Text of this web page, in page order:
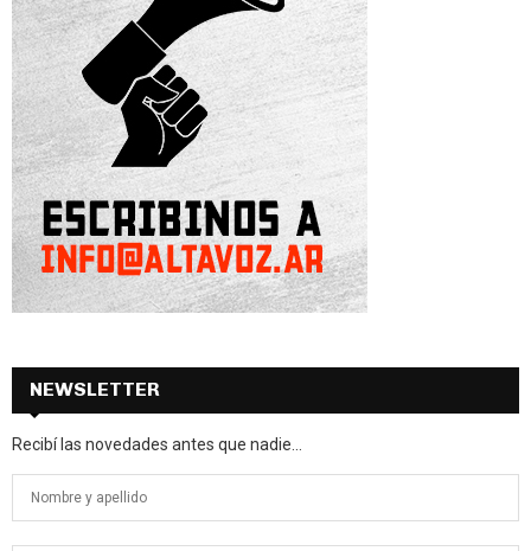
NEWSLETTER
Recibí las novedades antes que nadie...